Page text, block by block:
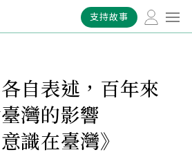
支持故事
自表述，百年來
灣的影響
在臺灣》